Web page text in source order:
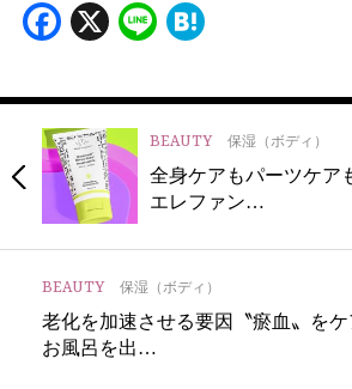
Facebook
X Line
BEAUTY 保湿（ボディ）
全身ケアもパーツケア
エレファン…
BEAUTY 保湿（ボディ）
老化を加速させる要因〝瘀血〟をケ
お風呂を出…